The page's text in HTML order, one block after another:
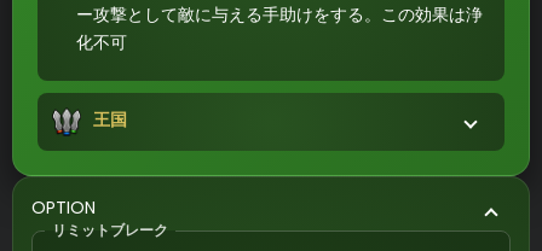
ー攻撃として敵に与える手助けをする。この効果は浄
化不可
王国
OPTION
リミットブレーク